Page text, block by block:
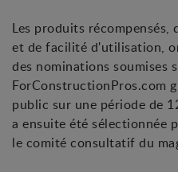
Les produits
et de facilité d'utilisation,
des nominations soumises
ForConstructionPros.com
public sur une période de
a ensuite été sélectionnée
le comité consultatif du